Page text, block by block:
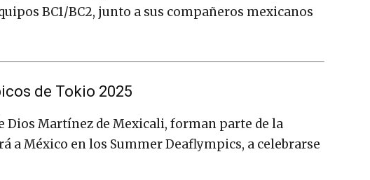
BC1/BC2, junto a sus compañeros mexicanos
de Tokio 2025
Dios Martínez de Mexicali, forman parte de la
a México en los Summer Deaflympics, a celebrarse